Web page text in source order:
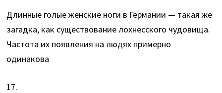
Длинные голые женские ноги в Германии — такая же
загадка, как существование лохнесского чудовища.
Частота их появления на людях примерно
одинакова
17.